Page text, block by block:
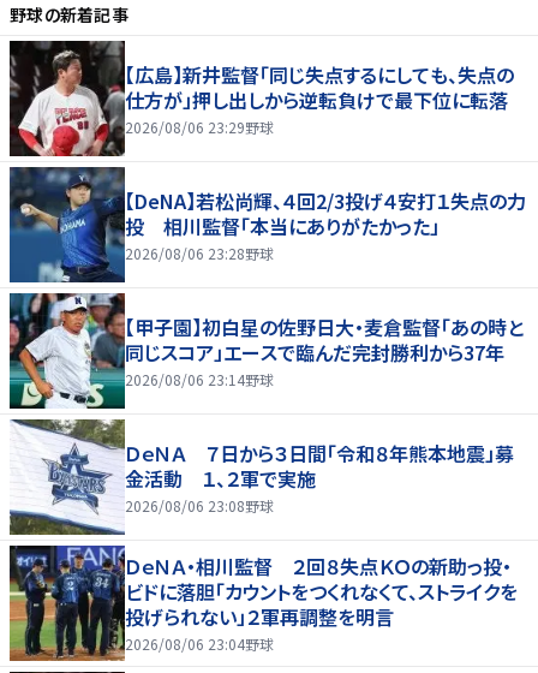
野球の新着記事
【広島】新井監督「同じ失点するにしても、失点の
仕方が」押し出しから逆転負けで最下位に転落
2026/08/06 23:29野球
【DeNA】若松尚輝、４回2/3投げ４安打１失点の力
投 相川監督「本当にありがたかった」
2026/08/06 23:28野球
【甲子園】初白星の佐野日大・麦倉監督「あの時と
同じスコア」エースで臨んだ完封勝利から37年
2026/08/06 23:14野球
ＤｅＮＡ ７日から３日間「令和８年熊本地震」募
金活動 １、２軍で実施
2026/08/06 23:08野球
ＤｅＮＡ・相川監督 ２回８失点ＫＯの新助っ投・
ビドに落胆「カウントをつくれなくて、ストライクを
投げられない」２軍再調整を明言
2026/08/06 23:04野球